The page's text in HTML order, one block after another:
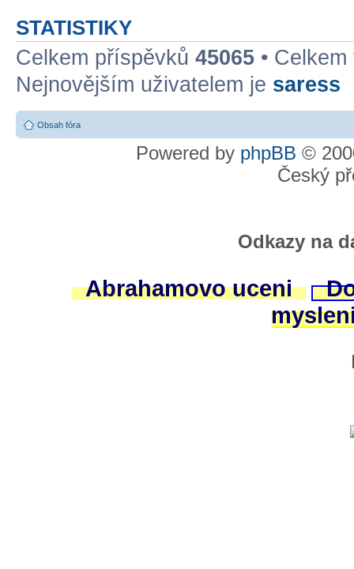
STATISTIKY
Celkem příspěvků 45065 •
Nejnovějším uživatelem je saress
Obsah fóra
Powered by phpBB ©
Český
Odkazy na
Abrahamovo uceni